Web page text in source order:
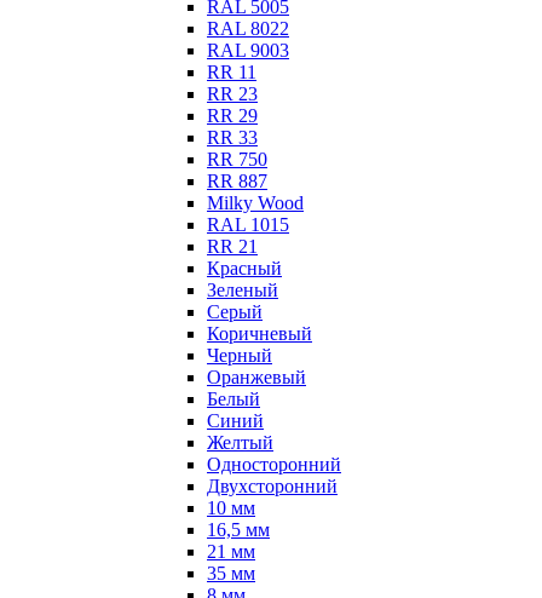
RAL 5005
RAL 8022
RAL 9003
RR 11
RR 23
RR 29
RR 33
RR 750
RR 887
Milky Wood
RAL 1015
RR 21
Красный
Зеленый
Серый
Коричневый
Черный
Оранжевый
Белый
Синий
Желтый
Односторонний
Двухсторонний
10 мм
16,5 мм
21 мм
35 мм